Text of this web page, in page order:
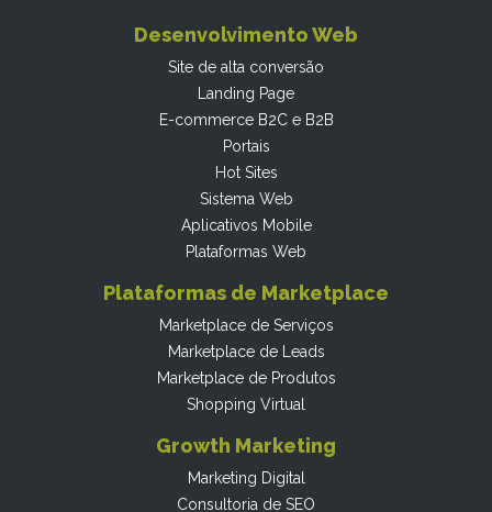
Desenvolvimento Web
Site de alta conversão
Landing Page
E-commerce B2C e B2B
Portais
Hot Sites
Sistema Web
Aplicativos Mobile
Plataformas Web
Plataformas de Marketplace
Marketplace de Serviços
Marketplace de Leads
Marketplace de Produtos
Shopping Virtual
Growth Marketing
Marketing Digital
Consultoria de SEO